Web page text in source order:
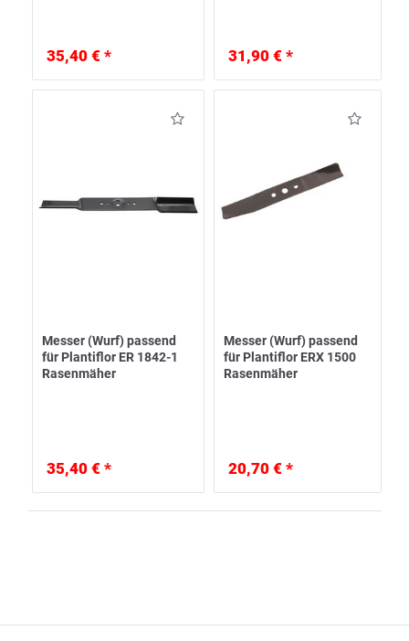
35,40 € * 31,90 € *
Messer (Wurf) passend
für Plantiflor ER 1842-1
Rasenmäher
35,40 € *
Messer (Wurf) passend
für Plantiflor ERX 1500
Rasenmäher
20,70 € *